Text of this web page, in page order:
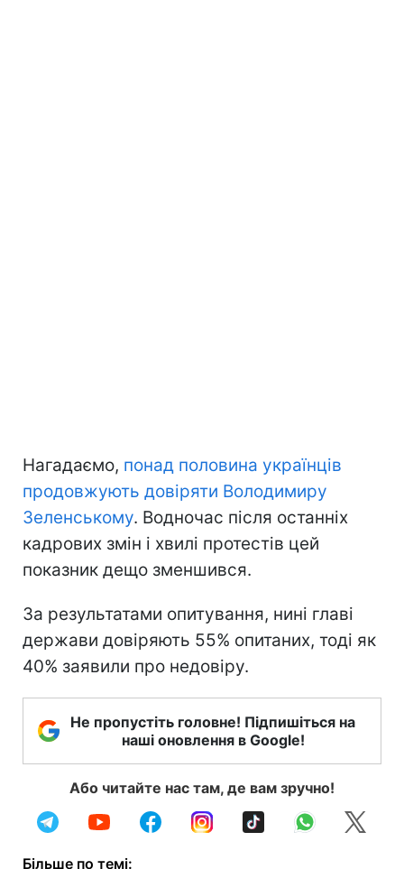
Нагадаємо, понад половина українців
продовжують довіряти Володимиру
Зеленському. Водночас після останніх
кадрових змін і хвилі протестів цей
показник дещо зменшився.
За результатами опитування, нині главі
держави довіряють 55% опитаних, тоді як
40% заявили про недовіру.
Не пропустіть головне! Підпишіться на
наші оновлення в Google!
Або читайте нас там, де вам зручно!
Більше по темі: